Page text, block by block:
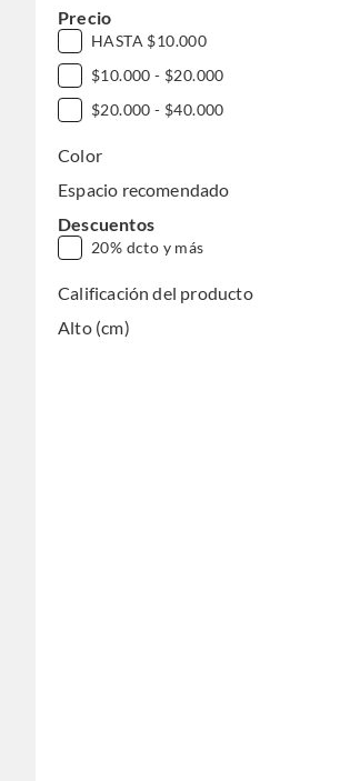
Precio
HASTA $10.000
$10.000 - $20.000
$20.000 - $40.000
Color
Espacio recomendado
Descuentos
20% dcto y más
Calificación del producto
Alto (cm)